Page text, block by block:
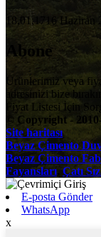
18,01,1716 Haziran
Abone
Ürünlerimiz veya
adresinizi bize
Fiyat Listesi İçin
© Copyright -
Site haritası
Beyaz Çimento
Beyaz Çimento
Fayansları, Çatı
E-posta Gönder
WhatsApp
x